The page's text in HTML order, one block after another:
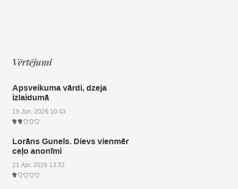
Vērtējumi
Apsveikuma vārdi, dzeja
izlaidumā
19.Jūn, 2026 10:43
Lorāns Gunels. Dievs vienmēr
ceļo anonīmi
21.Apr, 2026 13:32